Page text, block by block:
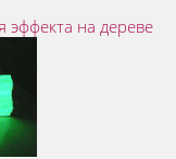
эффекта на дереве